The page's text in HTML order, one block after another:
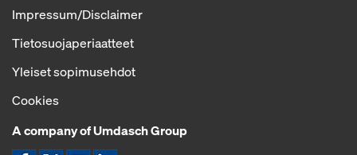
Impressum/Disclaimer
Tietosuojaperiaatteet
Yleiset sopimusehdot
Cookies
A company of Umdasch Group